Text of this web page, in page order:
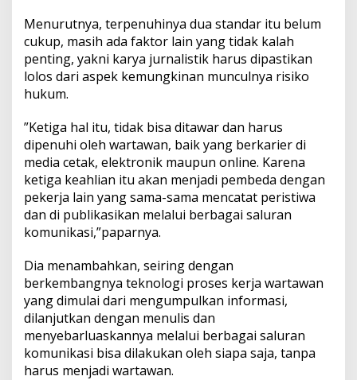
Menurutnya, terpenuhinya dua standar itu belum
cukup, masih ada faktor lain yang tidak kalah
penting, yakni karya jurnalistik harus dipastikan
lolos dari aspek kemungkinan munculnya risiko
hukum.
”Ketiga hal itu, tidak bisa ditawar dan harus
dipenuhi oleh wartawan, baik yang berkarier di
media cetak, elektronik maupun online. Karena
ketiga keahlian itu akan menjadi pembeda dengan
pekerja lain yang sama-sama mencatat peristiwa
dan di publikasikan melalui berbagai saluran
komunikasi,”paparnya.
Dia menambahkan, seiring dengan
berkembangnya teknologi proses kerja wartawan
yang dimulai dari mengumpulkan informasi,
dilanjutkan dengan menulis dan
menyebarluaskannya melalui berbagai saluran
komunikasi bisa dilakukan oleh siapa saja, tanpa
harus menjadi wartawan.